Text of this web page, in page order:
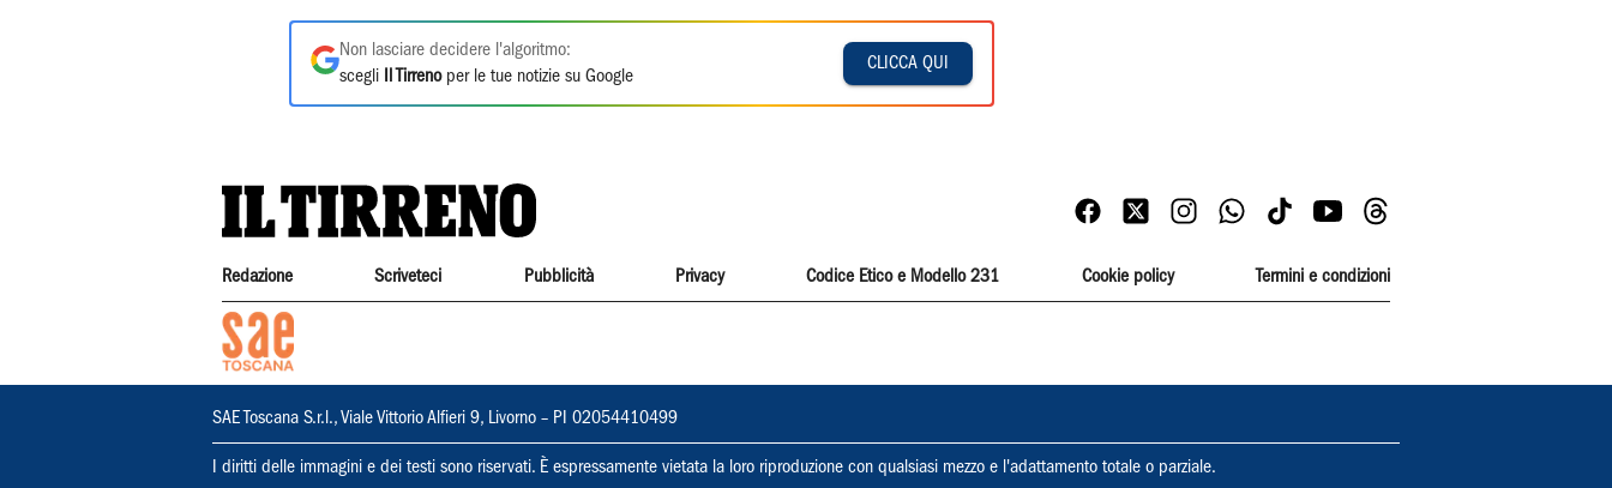
Non lasciare decidere l'algoritmo:
scegli
Il Tirrenoper le tue notizie su Google
CLICCA QUI
Redazione Scriveteci Pubblicità Privacy Codice Etico e Modello 231 Cookie policy Termini e condizioni
SAE Toscana S.r.l., Viale Vittorio Alfieri 9, Livorno – PI 02054410499
I diritti delle immagini e dei testi sono riservati. È espressamente vietata la loro riproduzione con qualsiasi mezzo e l'adattamento totale o parziale.